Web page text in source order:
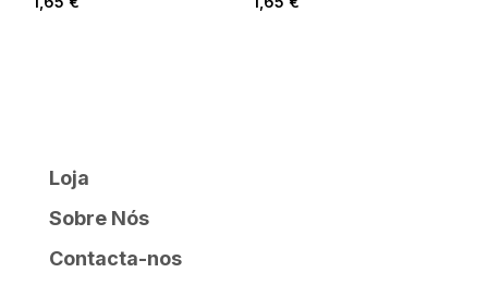
Loja
Sobre Nós
Contacta-nos